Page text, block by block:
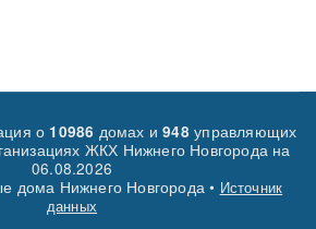
о 10986 домах и948управляющих
ЖКХ Нижнего Новгорода на
06.08.2026
дома Нижнего Новгорода • Источник
данных